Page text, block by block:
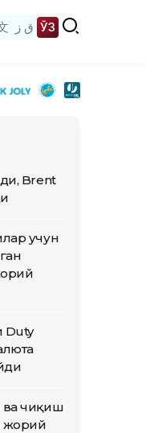
ق ز ЎЗ
Brent
учун
Duty
ва чиқиш
жорий